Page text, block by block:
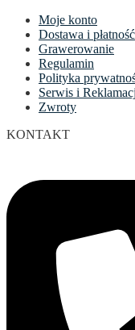
Moje konto
Dostawa i płatność
Grawerowanie
Regulamin
Polityka
Serwis i
Zwroty
KONTAKT